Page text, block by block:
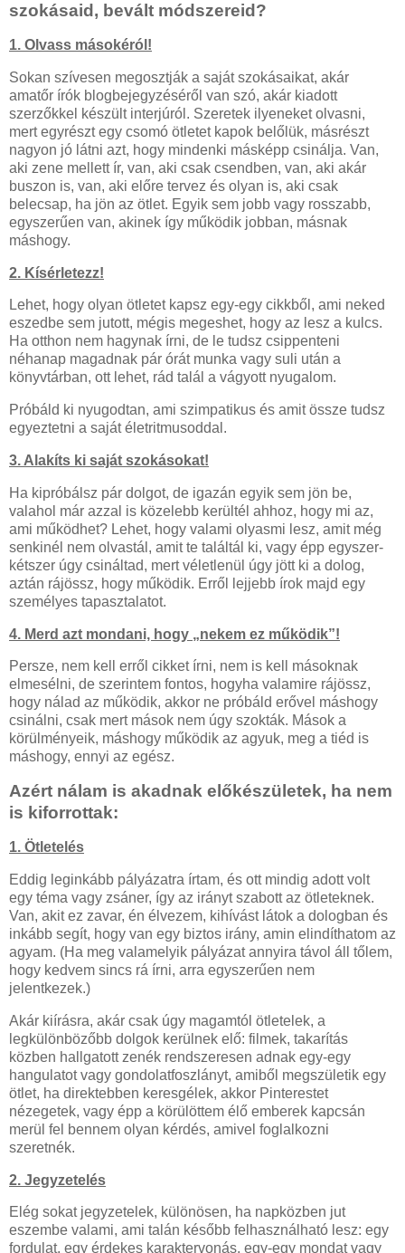
szokásaid, bevált módszereid?
1. Olvass másokéról!
Sokan szívesen megosztják a saját szokásaikat, akár
amatőr írók blogbejegyzéséről van szó, akár kiadott
szerzőkkel készült interjúról. Szeretek ilyeneket olvasni,
mert egyrészt egy csomó ötletet kapok belőlük, másrészt
nagyon jó látni azt, hogy mindenki másképp csinálja. Van,
aki zene mellett ír, van, aki csak csendben, van, aki akár
buszon is, van, aki előre tervez és olyan is, aki csak
belecsap, ha jön az ötlet. Egyik sem jobb vagy rosszabb,
egyszerűen van, akinek így működik jobban, másnak
máshogy.
2. Kísérletezz!
Lehet, hogy olyan ötletet kapsz egy-egy cikkből, ami neked
eszedbe sem jutott, mégis megeshet, hogy az lesz a kulcs.
Ha otthon nem hagynak írni, de le tudsz csippenteni
néhanap magadnak pár órát munka vagy suli után a
könyvtárban, ott lehet, rád talál a vágyott nyugalom.
Próbáld ki nyugodtan, ami szimpatikus és amit össze tudsz
egyeztetni a saját életritmusoddal.
3. Alakíts ki saját szokásokat!
Ha kipróbálsz pár dolgot, de igazán egyik sem jön be,
valahol már azzal is közelebb kerültél ahhoz, hogy mi az,
ami működhet? Lehet, hogy valami olyasmi lesz, amit még
senkinél nem olvastál, amit te találtál ki, vagy épp egyszer-
kétszer úgy csináltad, mert véletlenül úgy jött ki a dolog,
aztán rájössz, hogy működik. Erről lejjebb írok majd egy
személyes tapasztalatot.
4. Merd azt mondani, hogy „nekem ez működik”!
Persze, nem kell erről cikket írni, nem is kell másoknak
elmesélni, de szerintem fontos, hogyha valamire rájössz,
hogy nálad az működik, akkor ne próbáld erővel máshogy
csinálni, csak mert mások nem úgy szokták. Mások a
körülményeik, máshogy működik az agyuk, meg a tiéd is
máshogy, ennyi az egész.
Azért nálam is akadnak előkészületek, ha nem
is kiforrottak:
1. Ötletelés
Eddig leginkább pályázatra írtam, és ott mindig adott volt
egy téma vagy zsáner, így az irányt szabott az ötleteknek.
Van, akit ez zavar, én élvezem, kihívást látok a dologban és
inkább segít, hogy van egy biztos irány, amin elindíthatom az
agyam. (Ha meg valamelyik pályázat annyira távol áll tőlem,
hogy kedvem sincs rá írni, arra egyszerűen nem
jelentkezek.)
Akár kiírásra, akár csak úgy magamtól ötletelek, a
legkülönbözőbb dolgok kerülnek elő: filmek, takarítás
közben hallgatott zenék rendszeresen adnak egy-egy
hangulatot vagy gondolatfoszlányt, amiből megszületik egy
ötlet, ha direktebben keresgélek, akkor Pinterestet
nézegetek, vagy épp a körülöttem élő emberek kapcsán
merül fel bennem olyan kérdés, amivel foglalkozni
szeretnék.
2. Jegyzetelés
Elég sokat jegyzetelek, különösen, ha napközben jut
eszembe valami, ami talán később felhasználható lesz: egy
fordulat, egy érdekes karaktervonás, egy-egy mondat vagy